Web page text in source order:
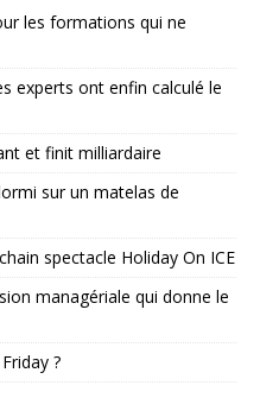
les formations qui ne
experts ont enfin calculé le
et finit milliardaire
sur un matelas de
spectacle Holiday On ICE
managériale qui donne le
?